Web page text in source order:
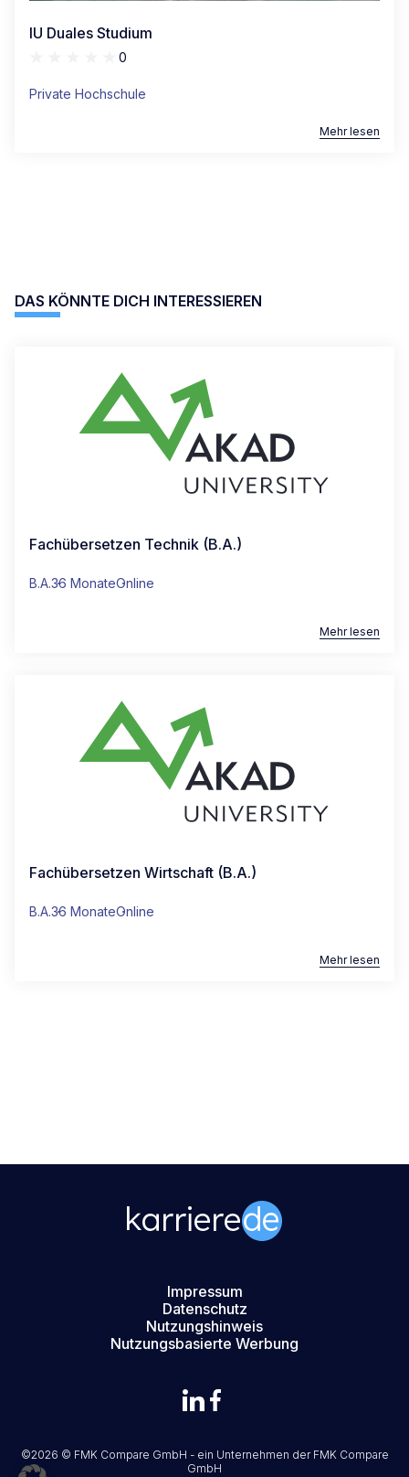
IU Duales Studium
0
Private Hochschule
Mehr lesen
DAS KÖNNTE DICH INTERESSIEREN
Fachübersetzen Technik (B.A.)
B.A.36 MonateOnline
Mehr lesen
Fachübersetzen Wirtschaft (B.A.)
B.A.36 MonateOnline
Mehr lesen
Impressum
Datenschutz
Nutzungshinweis
Nutzungsbasierte Werbung
©2026 © FMK Compare GmbH - ein Unternehmen der FMK Compare
GmbH